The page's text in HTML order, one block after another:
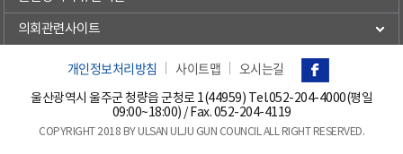
의회관련사이트
개인정보처리방침 사이트맵 오시는길
울산광역시 울주군 청량읍 군청로 1(44959) Tel.052-204-4000(평일
09:00~18:00) / Fax. 052-204-4119
COPYRIGHT 2018 BY ULSAN ULJU GUN COUNCIL ALL RIGHT RESERVED.